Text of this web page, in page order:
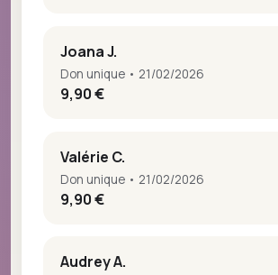
Joana J.
Don unique • 21/02/2026
9,90 €
Valérie C.
Don unique • 21/02/2026
9,90 €
Audrey A.